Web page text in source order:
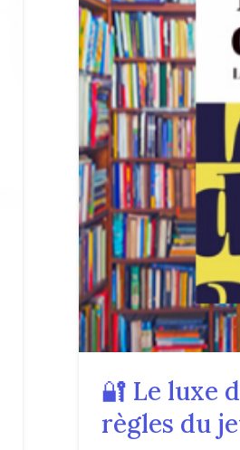
🔐 Le luxe
règles du